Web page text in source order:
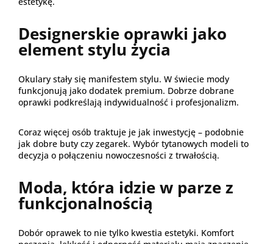
Designerskie oprawki jako
element stylu życia
Okulary stały się manifestem stylu. W świecie mody
funkcjonują jako dodatek premium. Dobrze dobrane
oprawki podkreślają indywidualność i profesjonalizm.
Coraz więcej osób traktuje je jak inwestycję – podobnie
jak dobre buty czy zegarek. Wybór tytanowych modeli to
decyzja o połączeniu nowoczesności z trwałością.
Moda, która idzie w parze z
funkcjonalnością
Dobór oprawek to nie tylko kwestia estetyki. Komfort